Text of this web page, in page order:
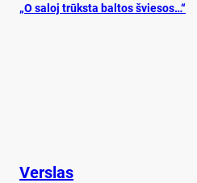
„O sa­loj trūks­ta bal­tos švie­sos…“
Verslas